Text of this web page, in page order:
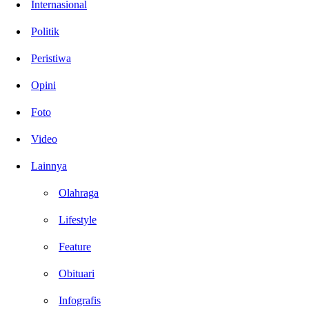
Internasional
Politik
Peristiwa
Opini
Foto
Video
Lainnya
Olahraga
Lifestyle
Feature
Obituari
Infografis